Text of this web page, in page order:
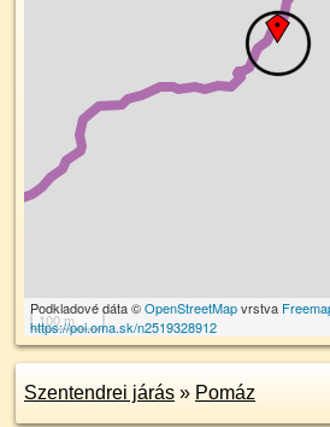
100 m
Podkladové dáta ©OpenStreetMapvrstva
https://poi.oma.sk/n2519328912
Szentendrei járás » Pomáz